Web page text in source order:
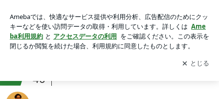
アプリをダウンロードして ブログの更新通知
を受け取りまし
ょう。
開く
40